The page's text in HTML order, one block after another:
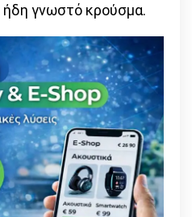
ήδη γνωστό κρούσμα.